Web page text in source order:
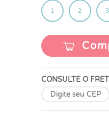
1 2 3
CONSULTE O